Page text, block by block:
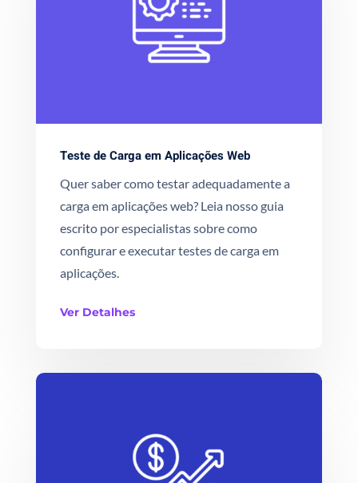
Teste de Carga em Aplicações Web
Quer saber como testar adequadamente a
carga em aplicações web? Leia nosso guia
escrito por especialistas sobre como
configurar e executar testes de carga em
aplicações.
Ver Detalhes